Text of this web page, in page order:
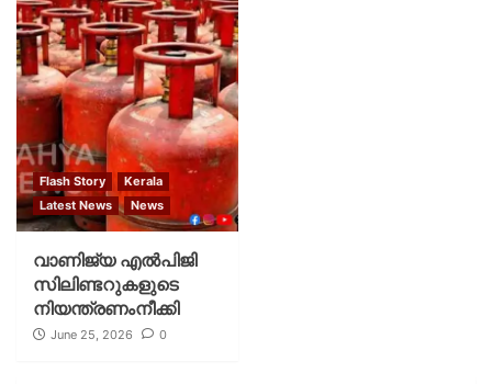
Flash Story
Kerala
Latest News
News
വാണിജ്യ എൽപിജി
സിലിണ്ടറുകളുടെ
നിയന്ത്രണംനീക്കി
June 25, 2026 0